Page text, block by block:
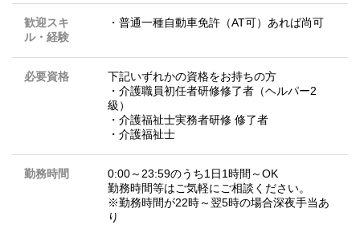
歓迎スキ
ル・経験
・普通一種自動車免許（AT可）あれば尚可
必要資格
下記いずれかの資格をお持ちの方
・介護職員初任者研修修了者（ヘルパー2
級）
・介護福祉士実務者研修 修了者
・介護福祉士
勤務時間
0:00～23:59のうち1日1時間～OK
勤務時間等はご気軽にご相談ください。
※勤務時間が22時～翌5時の場合深夜手当あ
り